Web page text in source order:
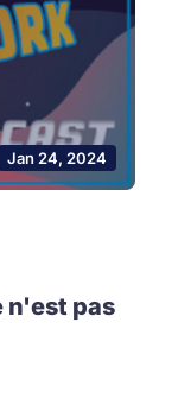
Jan 24, 2024
n'est pas